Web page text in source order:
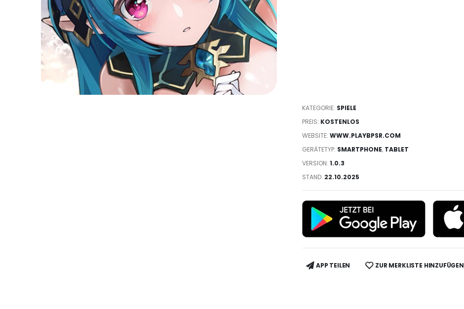
KATEGORIE: SPIELE
PREIS: KOSTENLOS
WEBSITE:WWW.PLAYBPSR.COM
GERÄTETYP: SMARTPHONE, TABLET
VERSION:1.0.3
STAND: 22.10.2025
APP TEILEN ZUR MERKLISTE HINZUFÜGEN